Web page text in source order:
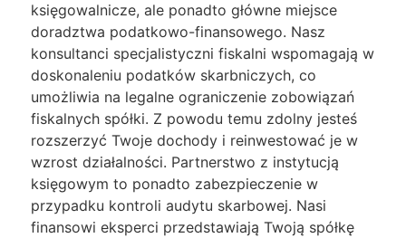
księgowalnicze, ale ponadto główne miejsce
doradztwa podatkowo-finansowego. Nasz
konsultanci specjalistyczni fiskalni wspomagają w
doskonaleniu podatków skarbniczych, co
umożliwia na legalne ograniczenie zobowiązań
fiskalnych spółki. Z powodu temu zdolny jesteś
rozszerzyć Twoje dochody i reinwestować je w
wzrost działalności. Partnerstwo z instytucją
księgowym to ponadto zabezpieczenie w
przypadku kontroli audytu skarbowej. Nasi
finansowi eksperci przedstawiają Twoją spółkę